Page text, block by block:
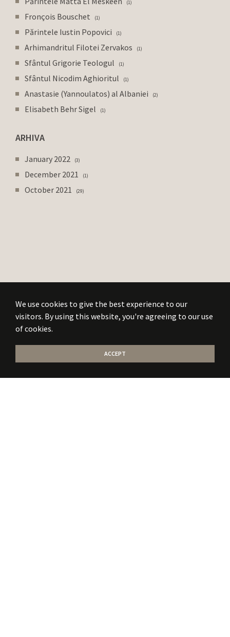
1
Fronçois Bouschet 1
Părintele Iustin Popovici 1
Arhimandritul Filotei Zervakos 1
Sfântul Grigorie Teologul 1
Sfântul Nicodim Aghioritul 1
Anastasie (Yannoulatos) al Albaniei 2
Elisabeth Behr Sigel 1
ARHIVA
January 2022 3
December 2021 1
October 2021 29
We use cookies to give the best experience to our
visitors. By using this website, you're agreeing to our use
of cookies.
ACCEPT